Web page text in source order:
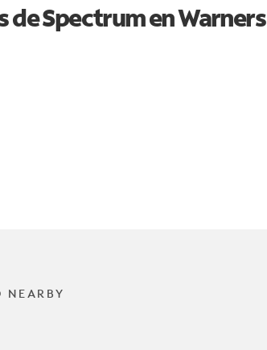
de Spectrum enWarners